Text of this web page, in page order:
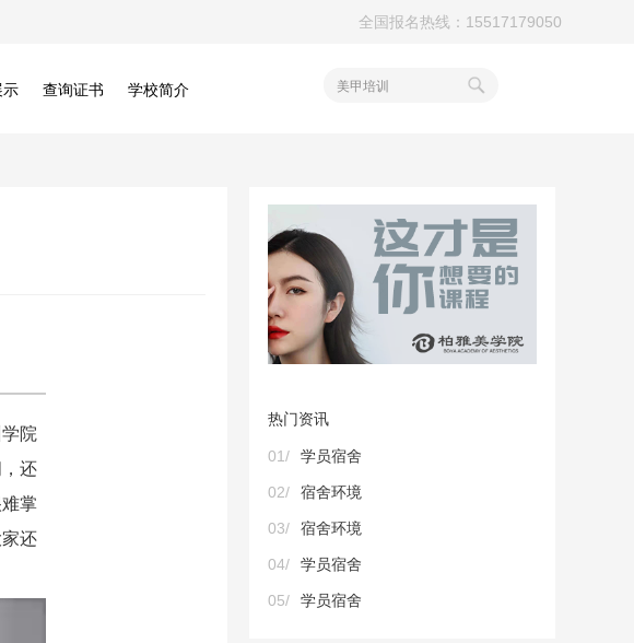
全国报名热线：15517179050
示 查询证书 学校简介 美甲培训
院
还
掌
还
热门资讯
01/ 学员宿舍
02/ 宿舍环境
03/ 宿舍环境
04/ 学员宿舍
05/ 学员宿舍